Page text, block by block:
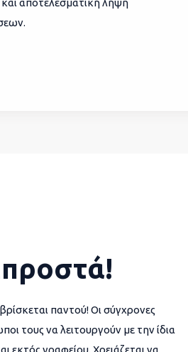
αποτελεσματική λήψη
παντού! Οι σύγχρονες
τους να λειτουργούν με την ίδια
εκτός γραφείου. Χρειάζεται να